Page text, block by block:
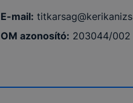
E-mail:
OM azonosító: 203044/002